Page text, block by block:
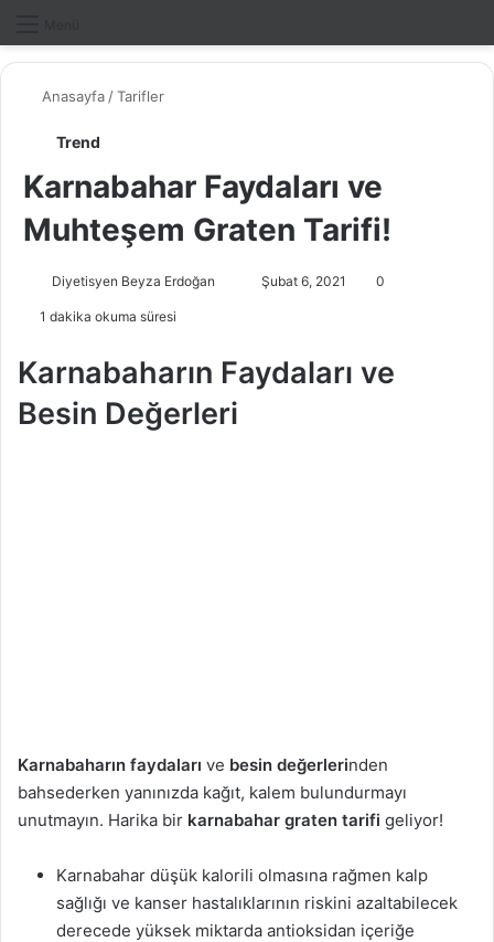
Anasayfa /Tarifler
Trend
Karnabahar Faydaları ve
Muhteşem Graten Tarifi!
Diyetisyen Beyza Erdoğan
e
p
k
Şubat 6, 2021 0
1 dakika okuma süresi
Karnabaharın Faydaları ve
Besin Değerleri
Karnabaharın faydaları ve besin değerlerinden
bahsederken yanınızda kağıt, kalem bulundurmayı
unutmayın. Harika bir karnabahar graten tarifi geliyor!
Karnabahar düşük kalorili olmasına rağmen kalp
sağlığı ve kanser hastalıklarının riskini azaltabilecek
derecede yüksek miktarda antioksidan içeriğe